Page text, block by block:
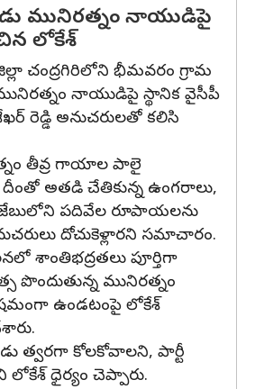
మునిరత్నం నాయుడిపై
లోకేశ్
చంద్రగిరిలోని భీమవరం గ్రామ
మునిరత్నం నాయుడిపై స్థానిక వైసీపీ
రెడ్డి అనుచరులతో కలిసి
తీవ్ర గాయాల పాలై
అతడి చేతికున్న ఉంగరాలు,
పదివేల రూపాయలను
దోచుకెళ్లారని సమాచారం.
శాంతిభద్రతలు పూర్తిగా
పొందుతున్న మునిరత్నం
ఉండటంపై లోకేశ్
త్వరగా కోలకోవాలని, పార్టీ
ధైర్యం చెప్పారు.